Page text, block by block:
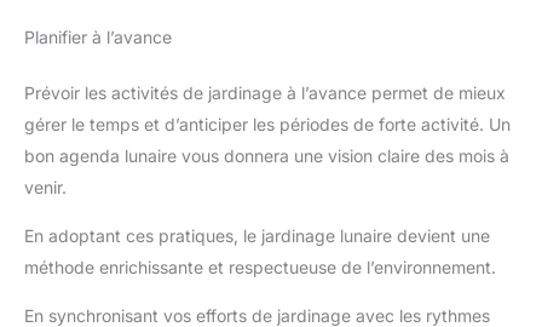
Planifier à l’avance
Prévoir les activités de jardinage à l’avance permet de mieux
gérer le temps et d’anticiper les périodes de forte activité. Un
bon agenda lunaire vous donnera une vision claire des mois à
venir.
En adoptant ces pratiques, le jardinage lunaire devient une
méthode enrichissante et respectueuse de l’environnement.
En synchronisant vos efforts de jardinage avec les rythmes